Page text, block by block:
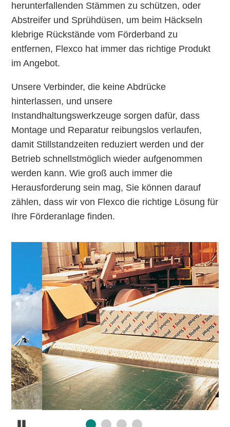
herunterfallenden Stämmen zu schützen, oder
Abstreifer und Sprühdüsen, um beim Häckseln
klebrige Rückstände vom Förderband zu
entfernen, Flexco hat immer das richtige Produkt
im Angebot.
Unsere Verbinder, die keine Abdrücke
hinterlassen, und unsere
Instandhaltungswerkzeuge sorgen dafür, dass
Montage und Reparatur reibungslos verlaufen,
damit Stillstandzeiten reduziert werden und der
Betrieb schnellstmöglich wieder aufgenommen
werden kann. Wie groß auch immer die
Herausforderung sein mag, Sie können darauf
zählen, dass wir von Flexco die richtige Lösung für
Ihre Förderanlage finden.